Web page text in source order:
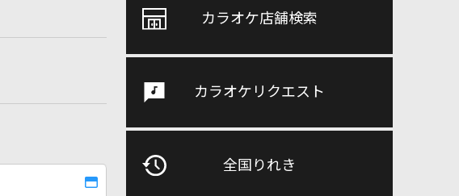
カラオケ店舗検索
カラオケリクエスト
全国りれき